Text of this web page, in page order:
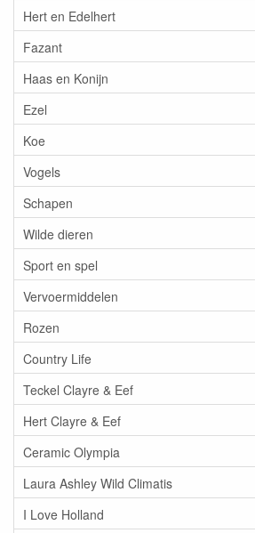
Hert en Edelhert
Fazant
Haas en Konijn
Ezel
Koe
Vogels
Schapen
Wilde dieren
Sport en spel
Vervoermiddelen
Rozen
Country Life
Teckel Clayre & Eef
Hert Clayre & Eef
Ceramic Olympia
Laura Ashley Wild Climatis
I Love Holland